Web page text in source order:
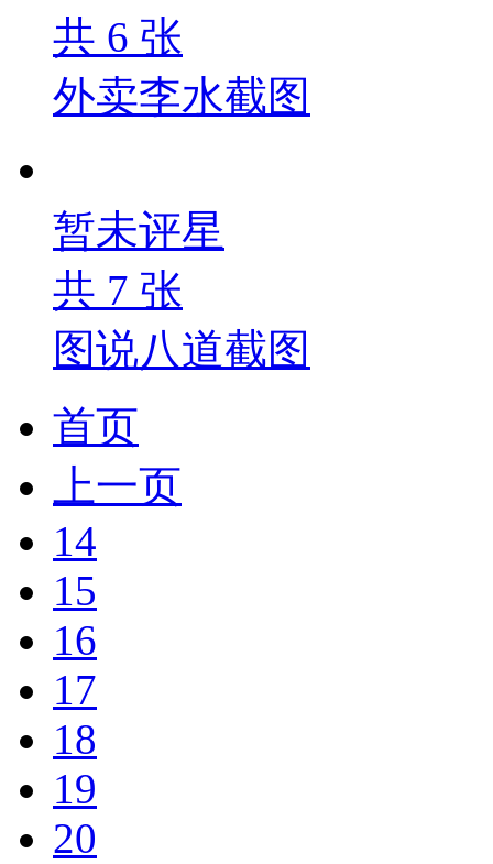
共 6 张
外卖李水截图
暂未评星
共 7 张
图说八道截图
首页
上一页
14
15
16
17
18
19
20